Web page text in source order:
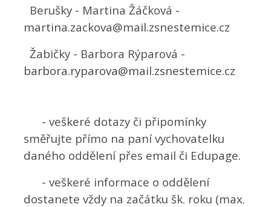
Berušky - Martina Žáčková -
martina.zackova@mail.zsnestemice.cz
Žabičky - Barbora Rýparová -
barbora.ryparova@mail.zsnestemice.cz
- veškeré dotazy či připomínky
směřujte přímo na paní vychovatelku
daného oddělenípřes email či Edupage.
- veškeré informace o oddělení
dostanete vždy na začátku šk. roku (max.